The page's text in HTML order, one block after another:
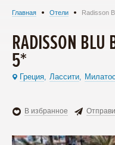
Главная Отели Radisson
RADISSON BLU
5*
Греция, Ласcити, Милатос
В избранное